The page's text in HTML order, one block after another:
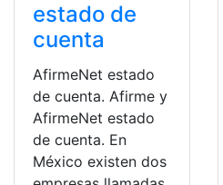
estado de
cuenta
AfirmeNet estado
de cuenta. Afirme y
AfirmeNet estado
de cuenta. En
México existen dos